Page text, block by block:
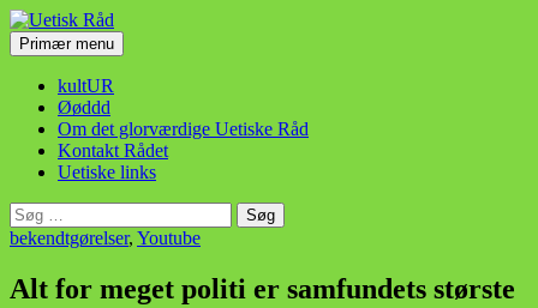
Hop
til
indhold
Uetisk Råd
SøgPrimær menu
kultUR
Øøddd
Om det glorværdige Uetiske Råd
Kontakt Rådet
Uetiske links
Søg
efter:
bekendtgørelser, Youtube
Alt for meget politi er samfundets største